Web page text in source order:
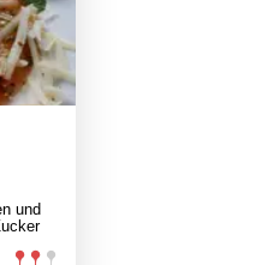
und